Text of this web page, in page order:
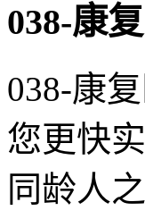
038-康
038-康
您更快
同龄人